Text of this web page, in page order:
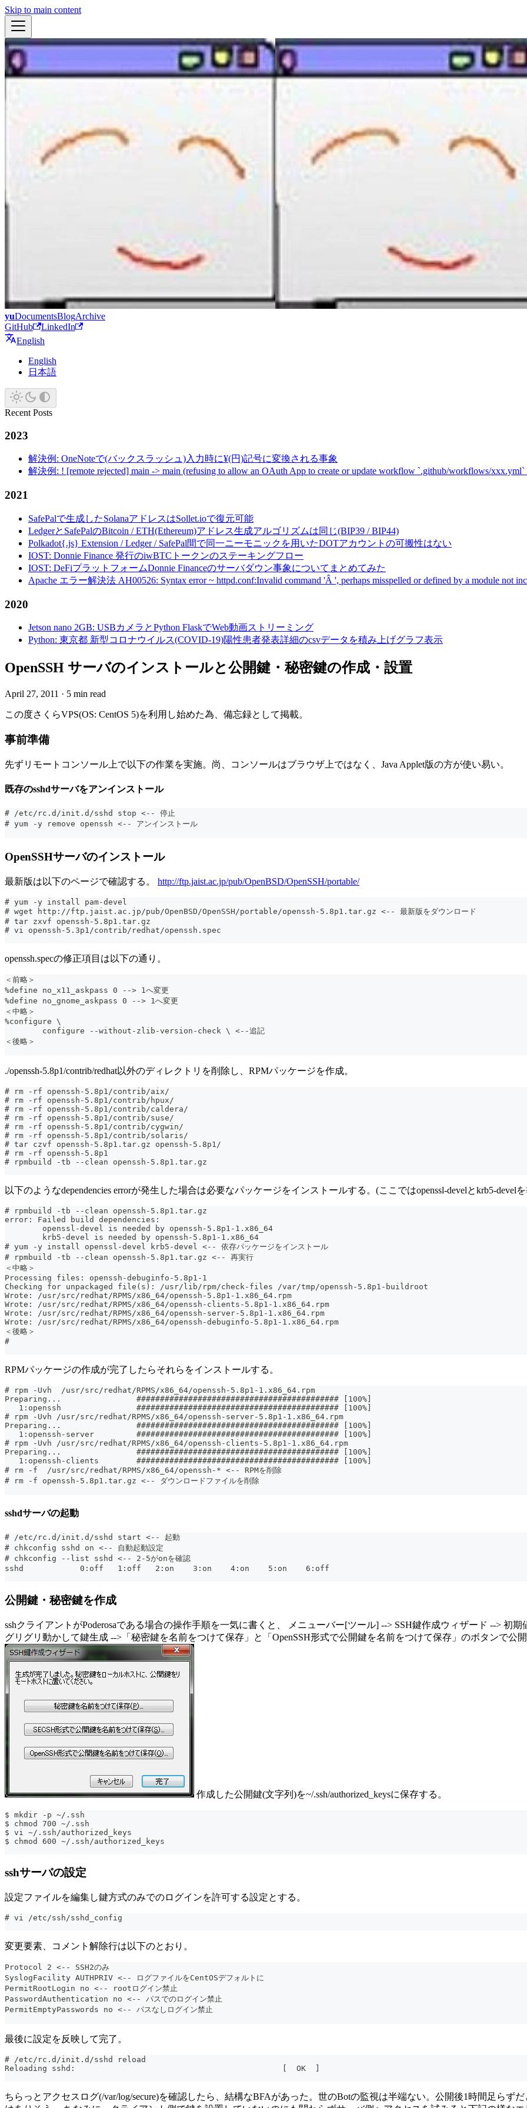
Skip to main content
yuDocumentsBlogArchive
GitHub
LinkedIn
English
English
日本語
Recent Posts
2023
解決例: OneNoteで(バックスラッシュ)入力時に¥(円)記号に変換される事象
解決例: ! [remote rejected] main -> main (refusing to allow an OAuth App to create or update workflow `.github/workflows/
2021
SafePalで生成したSolanaアドレスはSollet.ioで復元可能
LedgerとSafePalのBitcoin / ETH(Ethereum)アドレス生成アルゴリズムは同じ(BIP39 / BIP44)
Polkadot{.js} Extension / Ledger / SafePal間で同一ニーモニックを用いたDOTアカウントの可搬性はない
IOST: Donnie Finance 発行のiwBTCトークンのステーキングフロー
IOST: DeFiプラットフォームDonnie Financeのサーバダウン事象についてまとめてみた
Apache エラー解決法 AH00526: Syntax error ~ httpd.conf:Invalid command 'Â ', perhaps misspelled or defined by a module not
2020
Jetson nano 2GB: USBカメラとPython FlaskでWeb動画ストリーミング
Python: 東京都 新型コロナウイルス(COVID-19)陽性患者発表詳細のcsvデータを積み上げグラフ表示
OpenSSH サーバのインストールと公開鍵・秘密鍵の作成・設置
April 27, 2011 · 5 min read
この度さくらVPS(OS: CentOS 5)を利用し始めた為、備忘録として掲載。
事前準備
先ずリモートコンソール上で以下の作業を実施。尚、コンソールはブラウザ上ではなく、Java Applet版の方が使い易い。
既存のsshdサーバをアンインストール
# /etc/rc.d/init.d/sshd stop <-- 停止
# yum -y remove openssh <-- アンインストール
OpenSSHサーバのインストール
最新版は以下のページで確認する。 http://ftp.jaist.ac.jp/pub/OpenBSD/OpenSSH/portable/
# yum -y install pam-devel
# wget http://ftp.jaist.ac.jp/pub/OpenBSD/OpenSSH/portable/openssh-5.8p1.tar.gz <-- 最新版をダウンロード
# tar zxvf openssh-5.8p1.tar.gz
# vi openssh-5.3p1/contrib/redhat/openssh.spec
openssh.specの修正項目は以下の通り。
＜前略＞
%define no_x11_askpass 0 --> 1へ変更
%define no_gnome_askpass 0 --> 1へ変更
＜中略＞
%configure \
	configure --without-zlib-version-check \ <--追記
＜後略＞
./openssh-5.8p1/contrib/redhat以外のディレクトリを削除し、RPMパッケージを作成。
# rm -rf openssh-5.8p1/contrib/aix/
# rm -rf openssh-5.8p1/contrib/hpux/
# rm -rf openssh-5.8p1/contrib/caldera/
# rm -rf openssh-5.8p1/contrib/suse/
# rm -rf openssh-5.8p1/contrib/cygwin/
# rm -rf openssh-5.8p1/contrib/solaris/
# tar czvf openssh-5.8p1.tar.gz openssh-5.8p1/
# rm -rf openssh-5.8p1
# rpmbuild -tb --clean openssh-5.8p1.tar.gz
以下のようなdependencies errorが発生した場合は必要なパッケージをインストールする。(ここではopenssl-develとkrb5-devel
# rpmbuild -tb --clean openssh-5.8p1.tar.gz
error: Failed build dependencies:
        openssl-devel is needed by openssh-5.8p1-1.x86_64
        krb5-devel is needed by openssh-5.8p1-1.x86_64
# yum -y install openssl-devel krb5-devel <-- 依存パッケージをインストール
# rpmbuild -tb --clean openssh-5.8p1.tar.gz <-- 再実行
＜中略＞
Processing files: openssh-debuginfo-5.8p1-1
Checking for unpackaged file(s): /usr/lib/rpm/check-files /var/tmp/openssh-5.8p1-buildroot
Wrote: /usr/src/redhat/RPMS/x86_64/openssh-5.8p1-1.x86_64.rpm
Wrote: /usr/src/redhat/RPMS/x86_64/openssh-clients-5.8p1-1.x86_64.rpm
Wrote: /usr/src/redhat/RPMS/x86_64/openssh-server-5.8p1-1.x86_64.rpm
Wrote: /usr/src/redhat/RPMS/x86_64/openssh-debuginfo-5.8p1-1.x86_64.rpm
＜後略＞
#
RPMパッケージの作成が完了したらそれらをインストールする。
# rpm -Uvh  /usr/src/redhat/RPMS/x86_64/openssh-5.8p1-1.x86_64.rpm
Preparing...                ########################################### [100%]
   1:openssh                ########################################### [100%]
# rpm -Uvh /usr/src/redhat/RPMS/x86_64/openssh-server-5.8p1-1.x86_64.rpm
Preparing...                ########################################### [100%]
   1:openssh-server         ########################################### [100%]
# rpm -Uvh /usr/src/redhat/RPMS/x86_64/openssh-clients-5.8p1-1.x86_64.rpm
Preparing...                ########################################### [100%]
   1:openssh-clients        ########################################### [100%]
# rm -f  /usr/src/redhat/RPMS/x86_64/openssh-* <-- RPMを削除
# rm -f openssh-5.8p1.tar.gz <-- ダウンロードファイルを削除
sshdサーバの起動
# /etc/rc.d/init.d/sshd start <-- 起動
# chkconfig sshd on <-- 自動起動設定
# chkconfig --list sshd <-- 2-5がonを確認
sshd            0:off   1:off   2:on    3:on    4:on    5:on    6:off
公開鍵・秘密鍵を作成
sshクライアントがPoderosaである場合の操作手順を一気に書くと、 メニューバー[ツール] --> SSH鍵作成ウィザード --> 初
グリグリ動かして鍵生成 -->「秘密鍵を名前をつけて保存」と「OpenSSH形式で公開鍵を名前をつけて保存」のボタンで公
作成した公開鍵(文字列)を~/.ssh/authorized_keysに保存する。
$ mkdir -p ~/.ssh
$ chmod 700 ~/.ssh
$ vi ~/.ssh/authorized_keys
$ chmod 600 ~/.ssh/authorized_keys
sshサーバの設定
設定ファイルを編集し鍵方式のみでのログインを許可する設定とする。
# vi /etc/ssh/sshd_config
変更要素、コメント解除行は以下のとおり。
Protocol 2 <-- SSH2のみ
SyslogFacility AUTHPRIV <-- ログファイルをCentOSデフォルトに
PermitRootLogin no <-- rootログイン禁止
PasswordAuthentication no <-- パスでのログイン禁止
PermitEmptyPasswords no <-- パスなしログイン禁止
最後に設定を反映して完了。
# /etc/rc.d/init.d/sshd reload
Reloading sshd:                                            [  OK  ]
ちらっとアクセスログ(/var/log/secure)を確認したら、結構なBFAがあった。世のBotの監視は半端ない。公開後1時間足らず